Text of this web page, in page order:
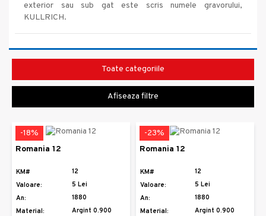
exterior sau sub gat este scris numele gravorului,
KULLRICH.
Toate categoriile
Afiseaza filtre
-18%
Romania 12
KM#
12
Valoare:
5 Lei
An:
1880
Material:
Argint 0.900
-23%
Romania 12
KM#
12
Valoare:
5 Lei
An:
1880
Material:
Argint 0.900